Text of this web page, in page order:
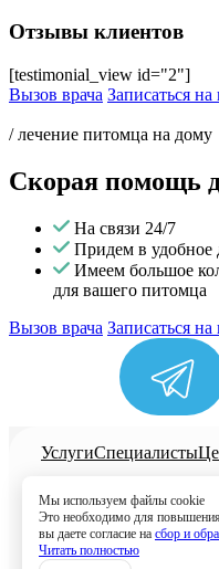
Отзывы клиентов
[testimonial_view id="2"]
Вызов врача Записаться
/ лечение питомца на дому
Скорая помощь
На связи 24/7
Придем в удобное
Имеем большое
для вашего питомца
Вызов врача Записаться
Мы используем файлы cookie
Это необходимо для повышения
вы даете согласие на сбор и
Читать полностью
УслугиСпециалисты
Политика
Согласие на
8 (499) 113-80-28